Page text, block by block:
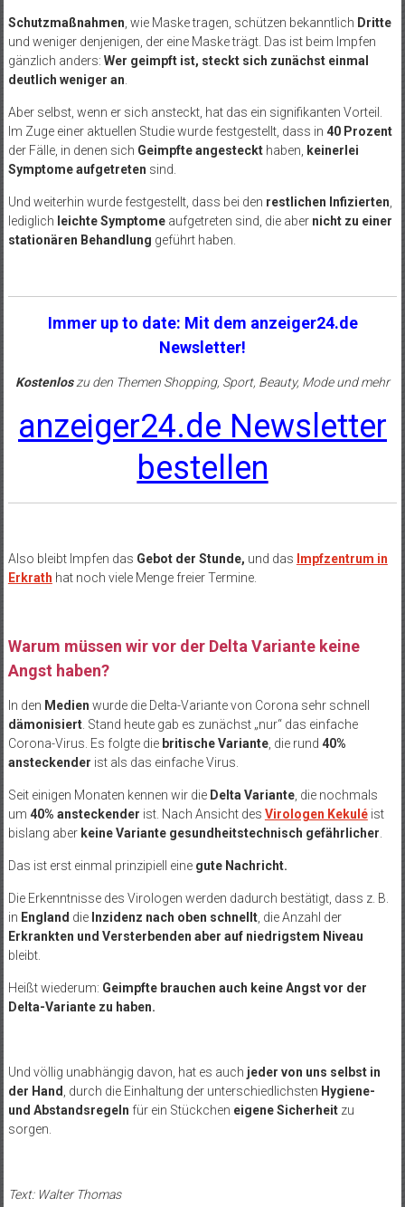
Schutzmaßnahmen , wie Maske tragen, schützen bekanntlich Dritte
und weniger denjenigen, der eine Maske trägt. Das ist beim Impfen
gänzlich anders: Wer geimpft ist, steckt sich zunächst einmal
deutlich weniger an
Aber selbst, wenn er sich ansteckt, hat das ein signifikanten Vorteil.
Im Zuge einer aktuellen Studie wurde festgestellt, dass in 40 Prozent
der Fälle, in denen sich Geimpfte angesteckthaben,
keinerlei
Symptome aufgetreten sind.
Und weiterhin wurde festgestellt, dass bei den restlichen Infizierten
lediglich leichte Symptomeaufgetreten sind, die aber nicht zu einer
stationären Behandlung geführt haben.
Immer up to date: Mit dem anzeiger24.de
Newsletter!
Kostenloszu den Themen Shopping, Sport, Beauty, Mode und mehr
anzeiger24.de Newsletter
bestellen
Also bleibt Impfen das Gebot der Stunde, und das Impfzentrum in
Erkrath hat noch viele Menge freier Termine.
Warum müssen wir vor der Delta Variante keine
Angst haben?
In den Medien wurde die Delta-Variante von Corona sehr schnell
dämonisiert. Stand heute gab es zunächst „nur“ das einfache
Corona-Virus. Es folgte die britische Variante, die rund 40%
ansteckender ist als das einfache Virus.
Seit einigen Monaten kennen wir die Delta Variante, die nochmals
um 40% ansteckender ist. Nach Ansicht des Virologen Kekuléist
bislang aber keine Variante gesundheitstechnisch gefährlicher
Das ist erst einmal prinzipiell eine gute Nachricht.
Die Erkenntnisse des Virologen werden dadurch bestätigt, dass z. B.
in England die Inzidenz nach oben schnellt, die Anzahl der
Erkrankten und Versterbenden aber auf niedrigstem Niveau
bleibt.
Heißt wiederum: Geimpfte brauchen auch keine Angst vor der
Delta-Variante zu haben.
Und völlig unabhängig davon, hat es auch jeder von uns selbst in
der Hand
, durch die Einhaltung der unterschiedlichsten Hygiene-
und Abstandsregeln für ein Stückchen eigene Sicherheitzu
sorgen.
Text: Walter Thomas